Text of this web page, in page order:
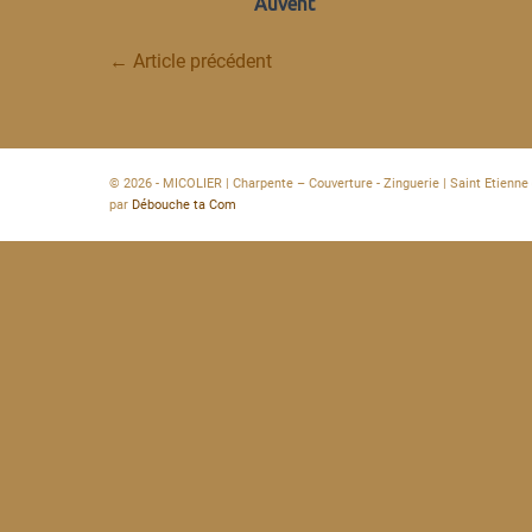
Navigation
← Article précédent
© 2026 - MICOLIER | Charpente – Couverture - Zinguerie | Saint
par Débouche ta Com